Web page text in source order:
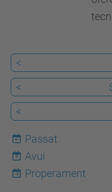
<
<
<
Passat
9
Avui
Properament